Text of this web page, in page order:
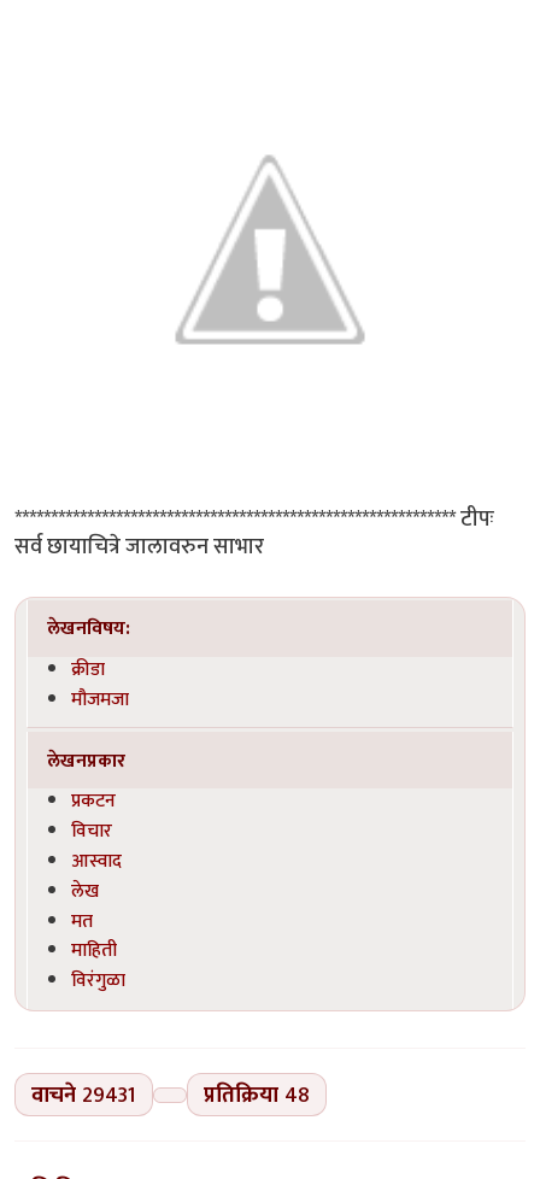
************************************************************* टीपः
सर्व छायाचित्रे जालावरुन साभार
लेखनविषय:
क्रीडा
मौजमजा
लेखनप्रकार
प्रकटन
विचार
आस्वाद
लेख
मत
माहिती
विरंगुळा
वाचने 29431 प्रतिक्रिया 48